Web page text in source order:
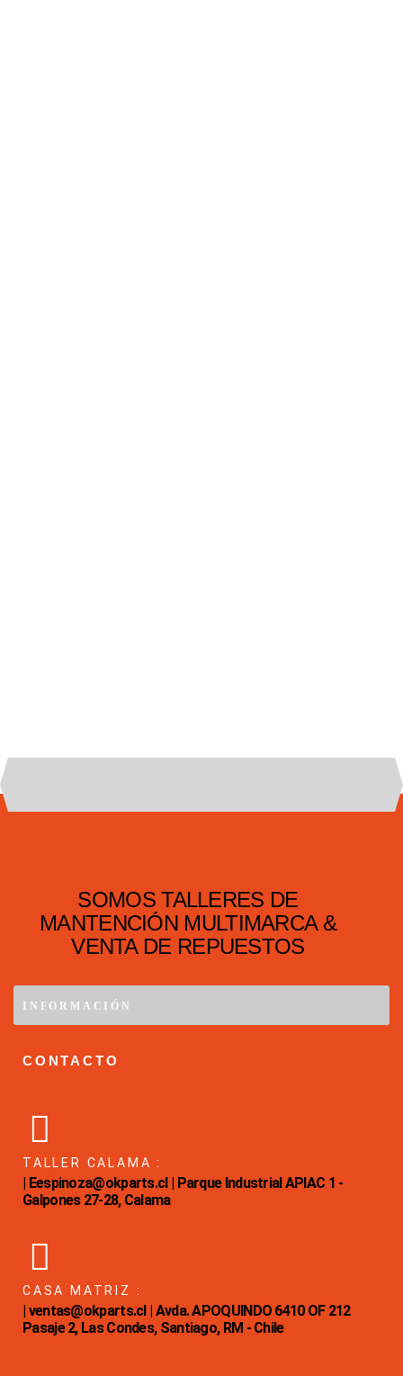
SOMOS TALLERES DE
MANTENCIÓN MULTIMARCA &
VENTA DE REPUESTOS
INFORMACIÓN
CONTACTO
TALLER CALAMA :
| Eespinoza@okparts.cl | Parque Industrial APIAC 1 -
Galpones 27-28, Calama
CASA MATRIZ :
| ventas@okparts.cl | Avda. APOQUINDO 6410 OF 212
Pasaje 2, Las Condes, Santiago, RM - Chile